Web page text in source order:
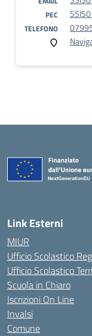
PEC
TELEFONO
Link Esterni
MIUR
Ufficio Scolastico
Ufficio Scolastico
Scuola in Chiaro
Iscrizioni On Line
Invalsi
Comune